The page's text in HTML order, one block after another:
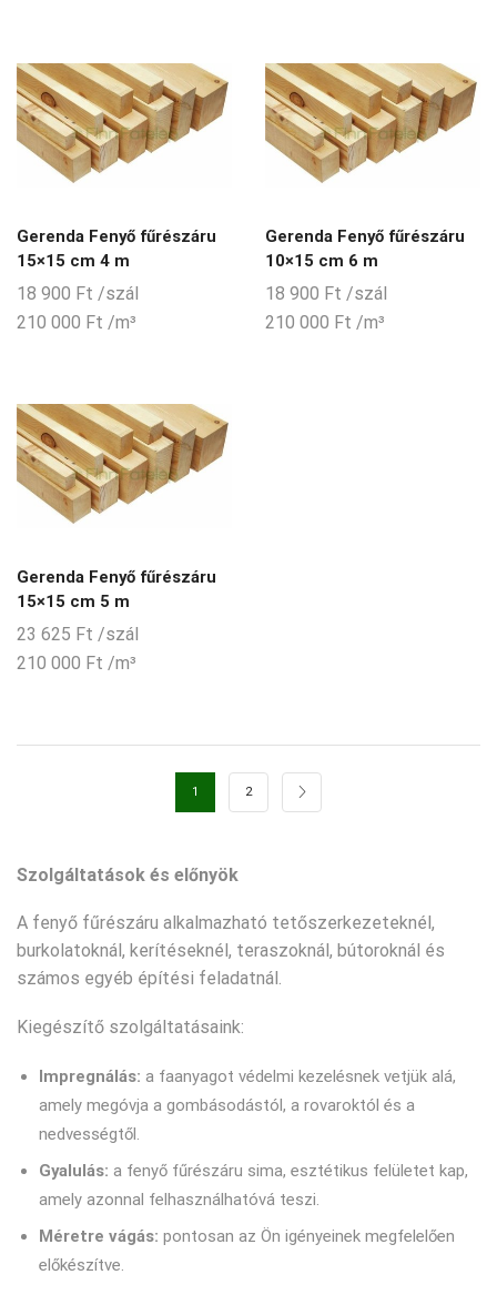
Gerenda Fenyő fűrészáru
15×15 cm 4 m
18 900 Ft /szál
210 000 Ft /m³
Gerenda Fenyő fűrészáru
10×15 cm 6 m
18 900 Ft /szál
210 000 Ft /m³
Gerenda Fenyő fűrészáru
15×15 cm 5 m
23 625 Ft /szál
210 000 Ft /m³
1 2
Szolgáltatások és előnyök
A fenyő fűrészáru alkalmazható tetőszerkezeteknél,
burkolatoknál, kerítéseknél, teraszoknál, bútoroknál és
számos egyéb építési feladatnál.
Kiegészítő szolgáltatásaink:
Impregnálás: a faanyagot védelmi kezelésnek vetjük alá,
amely megóvja a gombásodástól, a rovaroktól és a
nedvességtől.
Gyalulás: a fenyő fűrészáru sima, esztétikus felületet kap,
amely azonnal felhasználhatóvá teszi.
Méretre vágás: pontosan az Ön igényeinek megfelelően
előkészítve.